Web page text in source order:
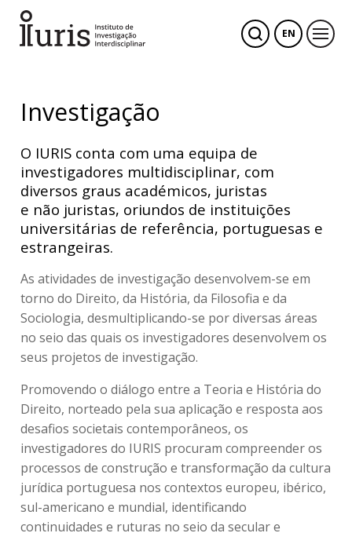
EN
Investigação
O IURIS conta com uma equipa de
investigadores multidisciplinar, com
diversos graus académicos, juristas
e não juristas, oriundos de instituições
universitárias de referência, portuguesas e
estrangeiras.
As atividades de investigação desenvolvem-se em
torno do Direito, da História, da Filosofia e da
Sociologia, desmultiplicando-se por diversas áreas
no seio das quais os investigadores desenvolvem os
seus projetos de investigação.
Promovendo o diálogo entre a Teoria e História do
Direito, norteado pela sua aplicação e resposta aos
desafios societais contemporâneos, os
investigadores do IURIS procuram compreender os
processos de construção e transformação da cultura
jurídica portuguesa nos contextos europeu, ibérico,
sul-americano e mundial, identificando
continuidades e ruturas no seio da secular e